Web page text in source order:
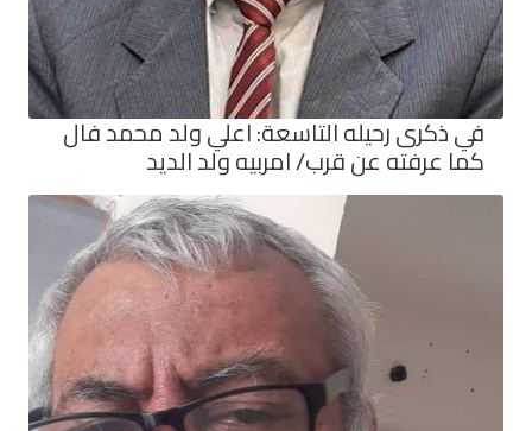
في ذكرى رحيله التاسعة: اعلي ولد محمد فال
كما عرفته عن قرب/ امربيه ولد الديد